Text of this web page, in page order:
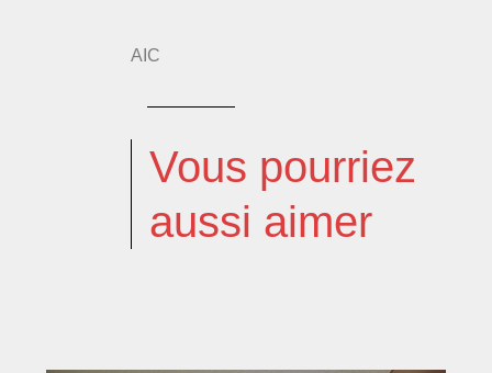
AIC
Vous pourriez
aussi aimer